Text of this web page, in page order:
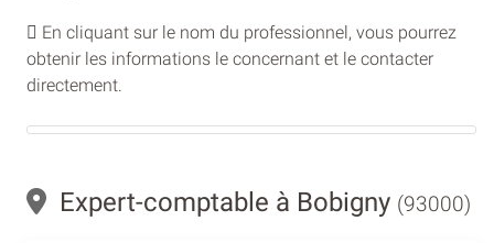
En cliquant sur le nom du professionnel, vous pourrez
obtenir les informations le concernant et le contacter
directement.
Expert-comptable à Bobigny (93000)